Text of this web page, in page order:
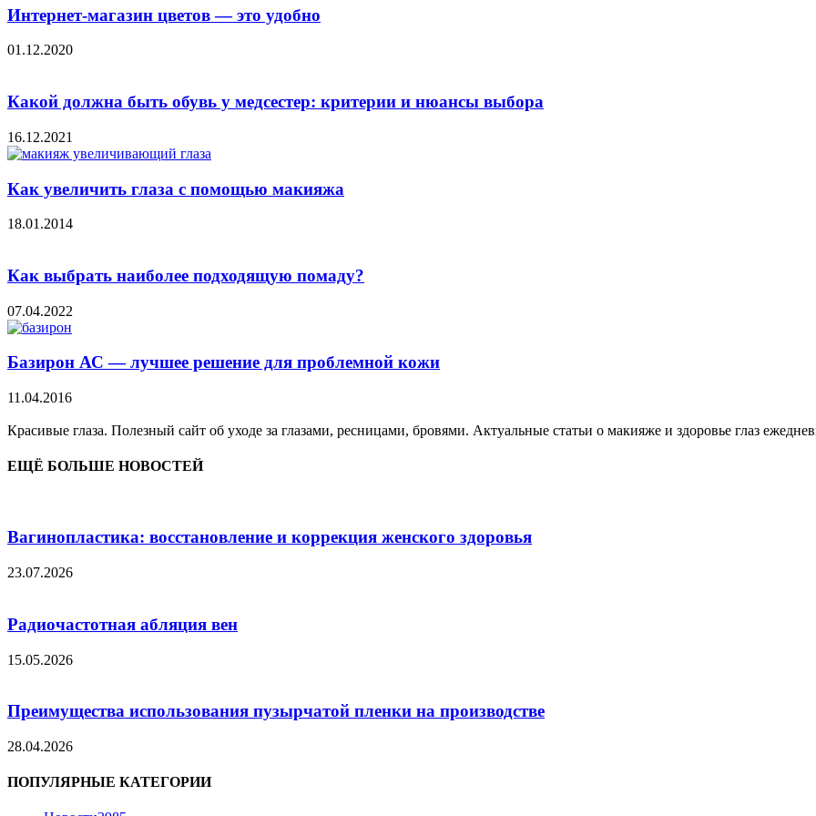
Интернет-магазин цветов — это удобно
01.12.2020
Какой должна быть обувь у медсестер: критерии и нюансы выбора
16.12.2021
Как увеличить глаза с помощью макияжа
18.01.2014
Как выбрать наиболее подходящую помаду?
07.04.2022
Базирон АС — лучшее решение для проблемной кожи
11.04.2016
Красивые глаза. Полезный сайт об уходе за глазами, ресницами, бровями. Актуальные статьи о макияже и здоровье глаз
ЕЩЁ БОЛЬШЕ НОВОСТЕЙ
Вагинопластика: восстановление и коррекция женского здоровья
23.07.2026
Радиочастотная абляция вен
15.05.2026
Преимущества использования пузырчатой пленки на производстве
28.04.2026
ПОПУЛЯРНЫЕ КАТЕГОРИИ